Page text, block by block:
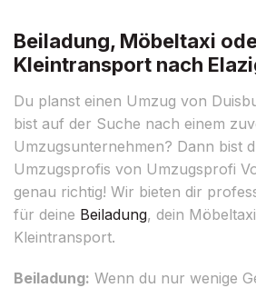
Beiladung, Möbeltaxi
Kleintransport nach
Du planst einen Umzug von
bist auf der Suche nach einem
Umzugsunternehmen? Dann bist
Umzugsprofis von Umzugsprofi
genau richtig! Wir bieten dir
für deine Beiladung, dein
Kleintransport.
Beiladung: Wenn du nur wenige